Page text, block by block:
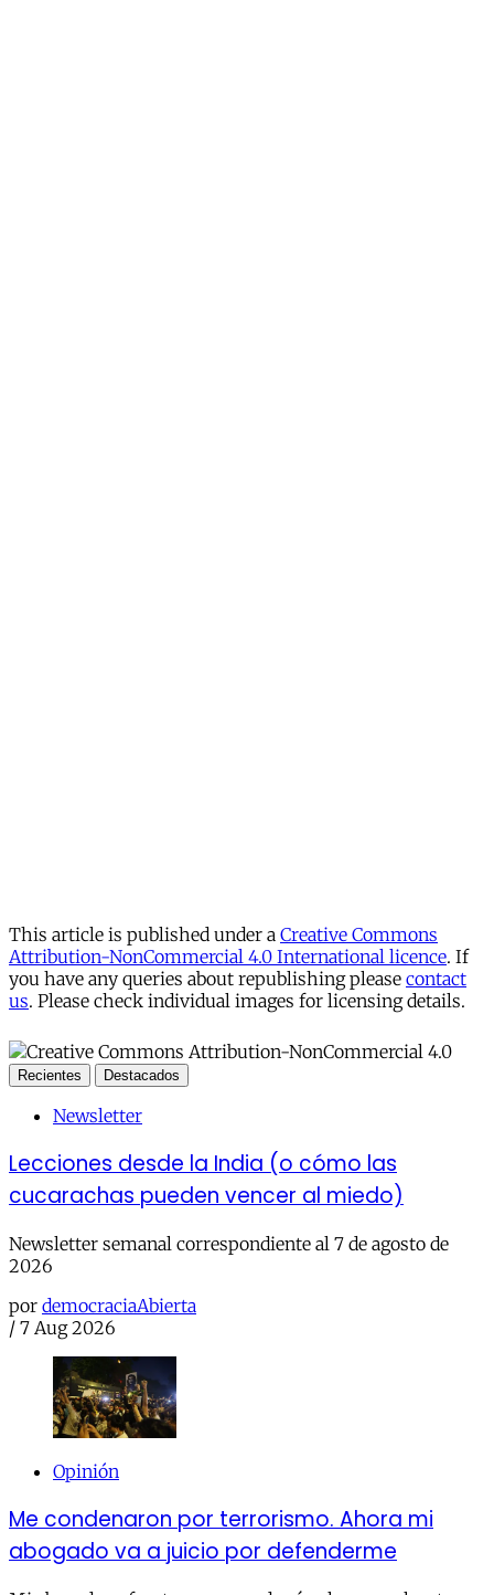
This article is published under a Creative Commons
Attribution-NonCommercial 4.0 International licence. If
you have any queries about republishing please contact
us. Please check individual images for licensing details.
Recientes Destacados
Newsletter
Lecciones desde la India (o cómo las
cucarachas pueden vencer al miedo)
Newsletter semanal correspondiente al 7 de agosto de
2026
por democraciaAbierta
/ 7 Aug 2026
Opinión
Me condenaron por terrorismo. Ahora mi
abogado va a juicio por defenderme